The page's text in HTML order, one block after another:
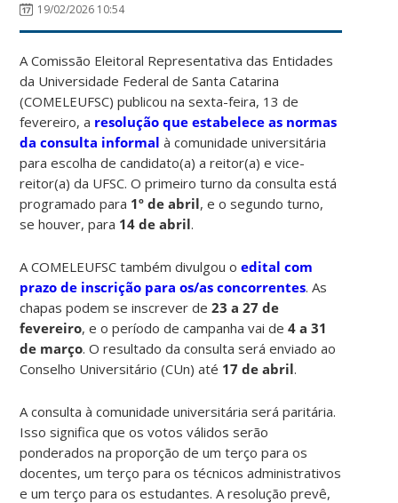
19/02/2026 10:54
A Comissão Eleitoral Representativa das Entidades
da Universidade Federal de Santa Catarina
(COMELEUFSC) publicou na sexta-feira, 13 de
fevereiro, a resolução que estabelece as normas
da consulta informalà comunidade universitária
para escolha de candidato(a) a reitor(a) e vice-
reitor(a) da UFSC. O primeiro turno da consulta está
programado para 1º de abril, e o segundo turno,
se houver, para 14 de abril.
A COMELEUFSC também divulgou oedital com
prazo de inscrição para os/as concorrentes. As
chapas podem se inscrever de23 a 27 de
fevereiro, e o período de campanha vai de4 a 31
de março. O resultado da consulta será enviado ao
Conselho Universitário (CUn) até 17 de abril.
A consulta à comunidade universitária será paritária.
Isso significa que os votos válidos serão
ponderados na proporção de um terço para os
docentes, um terço para os técnicos administrativos
e um terço para os estudantes. A resolução prevê,